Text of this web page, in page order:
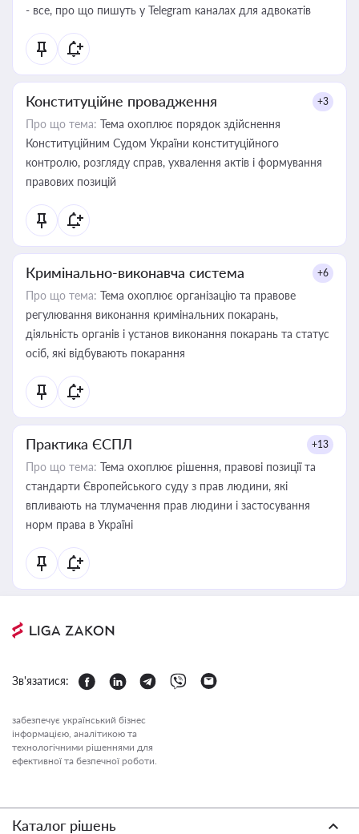
- все, про що пишуть у Telegram каналах для адвокатів
Конституційне провадження +3
Про що тема: Тема охоплює порядок здійснення
Конституційним Судом України конституційного
контролю, розгляду справ, ухвалення актів і формування
правових позицій
Кримінально-виконавча система +6
Про що тема: Тема охоплює організацію та правове
регулювання виконання кримінальних покарань,
діяльність органів і установ виконання покарань та статус
осіб, які відбувають покарання
Практика ЄСПЛ +13
Про що тема: Тема охоплює рішення, правові позиції та
стандарти Європейського суду з прав людини, які
впливають на тлумачення прав людини і застосування
норм права в Україні
Зв'язатися:
забезпечує український бізнес
інформацією, аналітикою та
технологічними рішеннями для
ефективної та безпечної роботи.
Каталог рішень